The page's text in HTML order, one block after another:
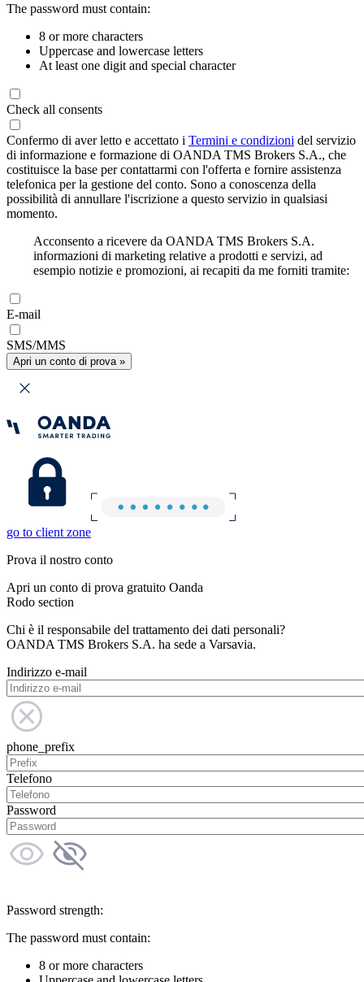
The password must contain:
8 or more characters
Uppercase and lowercase letters
At least one digit and special character
Check all consents
Confermo di aver letto e accettato i Termini e condizioni del servizio
di informazione e formazione di OANDA TMS Brokers S.A., che
costituisce la base per contattarmi con l'offerta e fornire assistenza
telefonica per la gestione del conto. Sono a conoscenza della
possibilità di annullare l'iscrizione a questo servizio in qualsiasi
momento.
Acconsento a ricevere da OANDA TMS Brokers S.A.
informazioni di marketing relative a prodotti e servizi, ad
esempio notizie e promozioni, ai recapiti da me forniti tramite:
E-mail
SMS/MMS
Apri un conto di prova »
go to client zone
Prova il nostro conto
Apri un conto di prova gratuito Oanda
Rodo section
Chi è il responsabile del trattamento dei dati personali?
OANDA TMS Brokers S.A. ha sede a Varsavia.
Indirizzo e-mail
phone_prefix
Telefono
Password
Password strength:
The password must contain:
8 or more characters